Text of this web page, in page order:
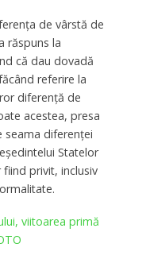
de vârstă de
răspuns la
că dau dovadă
referire la
diferenţă de
acestea, presa
seama diferenţei
Statelor
privit, inclusiv
viitoarea primă